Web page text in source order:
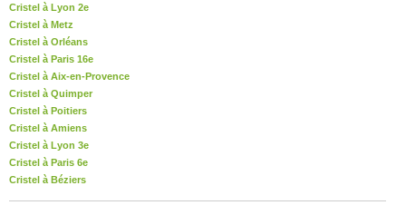
Cristel à Lyon 2e
Cristel à Metz
Cristel à Orléans
Cristel à Paris 16e
Cristel à Aix-en-Provence
Cristel à Quimper
Cristel à Poitiers
Cristel à Amiens
Cristel à Lyon 3e
Cristel à Paris 6e
Cristel à Béziers